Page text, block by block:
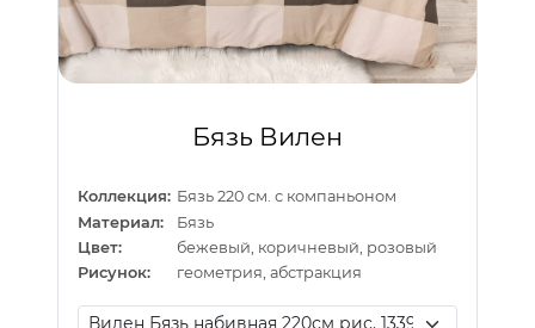
Бязь Вилен
Коллекция: Бязь 220 см. с компаньоном
Материал:
Бязь
Цвет:
бежевый, коричневый, розовый
Рисунок:
геометрия, абстракция